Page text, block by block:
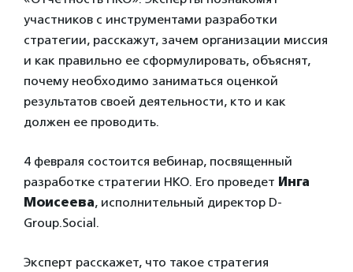
участников с инструментами разработки
стратегии, расскажут, зачем организации миссия
и как правильно ее сформулировать, объяснят,
почему необходимо заниматься оценкой
результатов своей деятельности, кто и как
должен ее проводить.
4 февраля состоится вебинар, посвященный
разработке стратегии НКО. Его проведет Инга
Моисеева, исполнительный директор D-
Group.Social.
Эксперт расскажет, что такое стратегия